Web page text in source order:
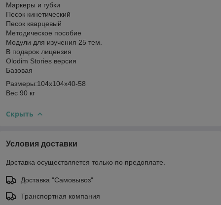
Маркеры и губки
Песок кинетический
Песок кварцевый
Методическое пособие
Модули для изучения 25 тем.
В подарок лицензия
Olodim Stories версия
Базовая
Размеры:104х104х40-58
Вес 90 кг
Скрыть
Условия доставки
Доставка осуществляется только по предоплате.
Доставка "Самовывоз"
Транспортная компания